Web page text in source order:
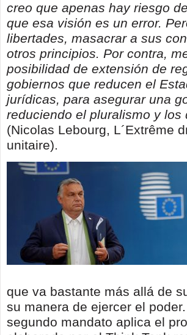
creo que apenas hay riesgo
que esa visión es un error.
libertades, masacrar a sus
otros principios. Por contra,
posibilidad de extensión de
gobiernos que reducen el
jurídicas, para asegurar una
reduciendo el pluralismo y los
(Nicolas Lebourg, L´Extrême
unitaire).
que va bastante más allá de
su manera de ejercer el
segundo mandato aplica el